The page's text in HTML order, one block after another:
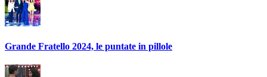
Grande Fratello 2024, le puntate in pillole